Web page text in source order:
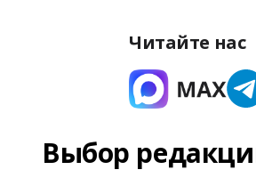
Читайте нас
Выбор